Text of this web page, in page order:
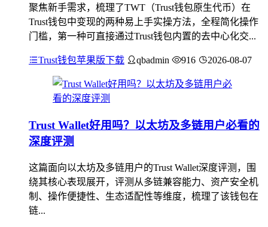
聚焦新手需求，梳理了TWT（Trust钱包原生代币）在
Trust钱包中变现的两种易上手实操方法，全程简化操作
门槛，第一种可直接通过Trust钱包内置的去中心化交...
Trust钱包苹果版下载 qbadmin 916 2026-08-07
Trust Wallet好用吗？以太坊及多链用户必看的
深度评测
这篇面向以太坊及多链用户的Trust Wallet深度评测，围
绕其核心表现展开，评测从多链兼容能力、资产安全机
制、操作便捷性、生态适配性等维度，梳理了该钱包在
链...